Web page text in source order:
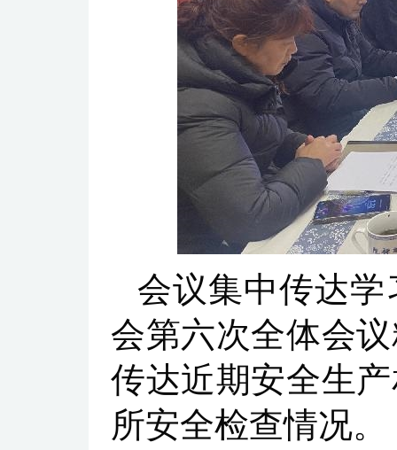
会议集中传达
会第六次全体会
传达近期安全生
所安全检查情况。